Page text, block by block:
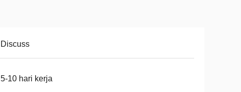
Discuss
5-10 hari kerja